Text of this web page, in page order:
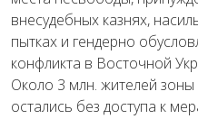
внесудебных казнях,
пытках и гендерно
конфликта в Восточной
Около 3 млн. жителей
остались без доступа к